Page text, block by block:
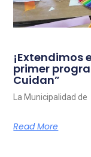
¡Extendimos
primer
Cuidan”
La Municipalidad de
Read More